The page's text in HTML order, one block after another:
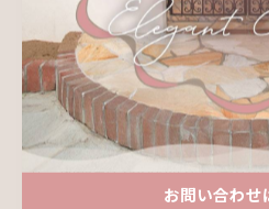
複数社から相見積もりを
保証やアフターサービスの
特に追加費用の発生条件や、
前に確認しましょう。
追加費用や注意すべき項目
地盤改良が必要な場合の
お問い合わせ